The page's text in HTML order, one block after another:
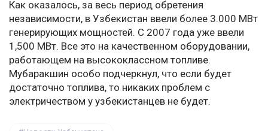
Как оказалось, за весь период обретения
независимости, в Узбекистан ввели более 3.000 МВт
генерирующих мощностей. С 2007 года уже ввели
1,500 МВт. Все это на качественном оборудовании,
работающем на высококлассном топливе.
Мубаракшин особо подчеркнул, что если будет
достаточно топлива, то никаких проблем с
электричеством у узбекистанцев не будет.